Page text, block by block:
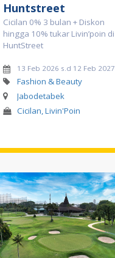
Huntstreet
Cicilan 0% 3 bulan + Diskon
hingga 10% tukar Livin’poin di
HuntStreet
13 Feb 2026 s.d 12 Feb 2027
Fashion & Beauty
Jabodetabek
Cicilan, Livin'Poin